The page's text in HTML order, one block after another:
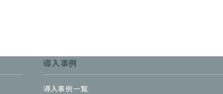
導入事例
導入事例一覧